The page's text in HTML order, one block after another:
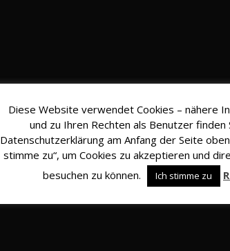
Diese Website verwendet Cookies – nähere
und zu Ihren Rechten als Benutzer finden
Datenschutzerklärung am Anfang der Seite
stimme zu“, um Cookies zu akzeptieren und
besuchen zu können.
Ich stimme zu